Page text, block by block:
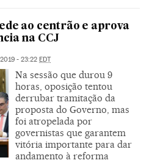
ao centrão e aprova
na CCJ
- 23:22 EDT
Na sessão que durou 9
horas, oposição tentou
derrubar tramitação da
proposta do Governo, mas
foi atropelada por
governistas que garantem
vitória importante para dar
andamento à reforma